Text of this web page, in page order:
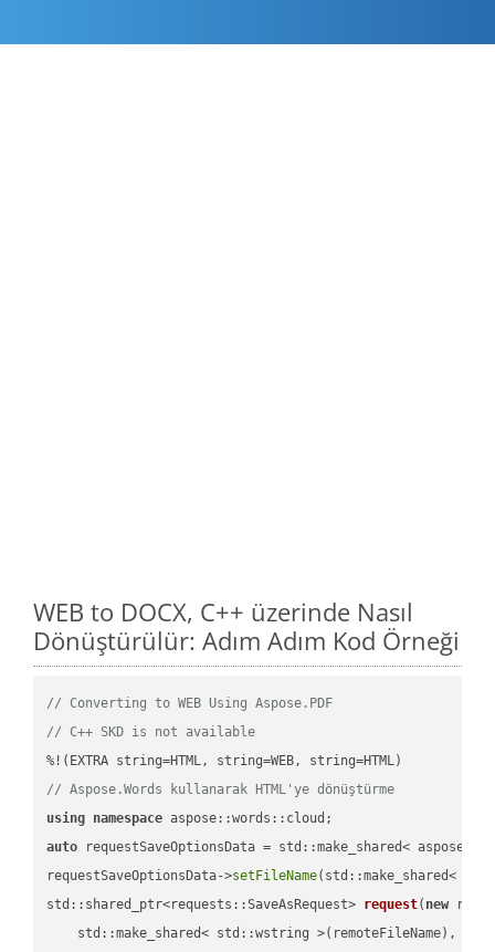
WEB to DOCX, C++ üzerinde Nasıl
Dönüştürülür: Adım Adım Kod Örneği
// Converting to WEB Using Aspose.PDF
// C++ SKD is not available
// Aspose.Words kullanarak HTML'ye dönüştürme
using namespace
auto requestSaveOptionsData = std::make_shared<
requestSaveOptionsData->setFileName(std::make_shared<
std::shared_ptr<requests::SaveAsRequest> request( new
    std::make_shared< std::wstring >(remoteFileName),